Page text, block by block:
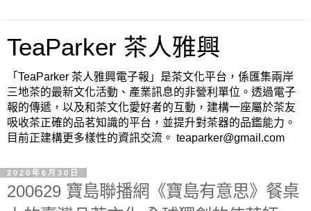
TeaParker 茶人雅興
「TeaParker 茶人雅興電子報」是茶文化平台，係匯集兩岸
三地茶的最新文化活動、產業訊息的非營利單位。透過電子
報的傳遞，以及和茶文化愛好者的互動，建構一座屬於茶友
吸收茶正確的品茗知識的平台，並提升對茶器的品鑑能力。
目前正建構更多樣性的資訊交流。 teaparker@gmail.com
2020年6月30日
200629 寶島聯播網《寶島有意思》餐桌